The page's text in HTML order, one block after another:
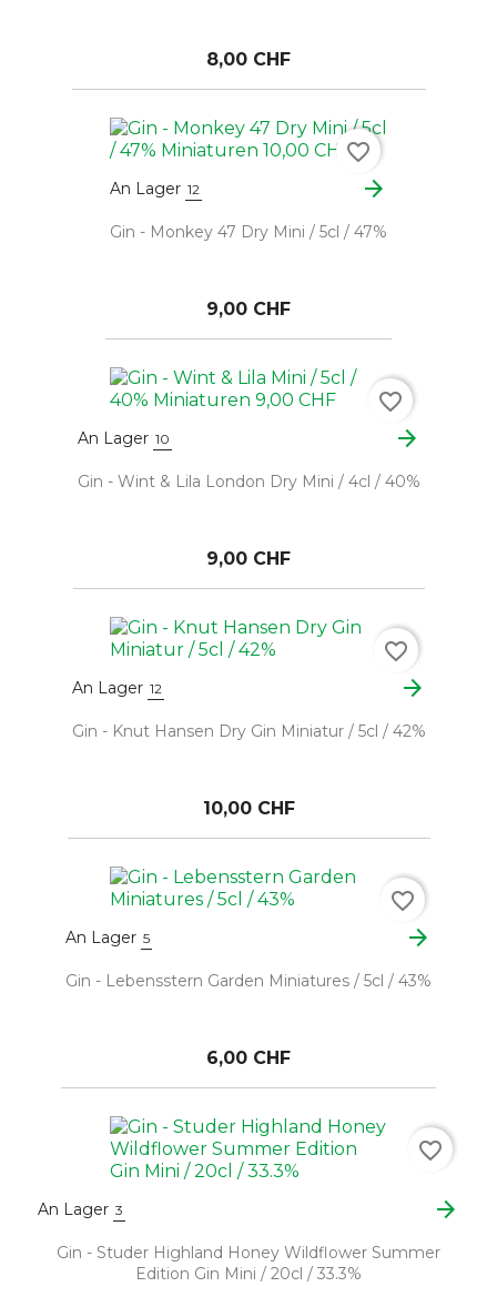
8,00 CHF
An Lager 12 arrow_forward
Gin - Monkey 47 Dry Mini / 5cl / 47%
9,00 CHF
favorite_border
An Lager 10 arrow_forward
Gin - Wint & Lila London Dry Mini / 4cl / 40%
9,00 CHF
favorite_border
An Lager 12 arrow_forward
Gin - Knut Hansen Dry Gin Miniatur / 5cl / 42%
10,00 CHF
favorite_border
An Lager 5 arrow_forward
Gin - Lebensstern Garden Miniatures / 5cl / 43%
6,00 CHF
favorite_border
An Lager 3 arrow_forward
Gin - Studer Highland Honey Wildflower Summer
Edition Gin Mini / 20cl / 33.3%
favorite_border